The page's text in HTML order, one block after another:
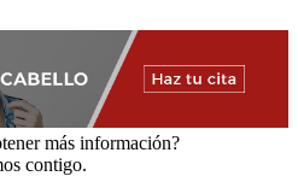
más información?
contigo.